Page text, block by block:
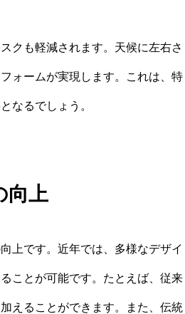
クも軽減されます。天候に左右さ
ォームが実現します。これは、特
なるでしょう。
向上
上です。近年では、多様なデザイ
ことが可能です。たとえば、従来
えることができます。また、伝統